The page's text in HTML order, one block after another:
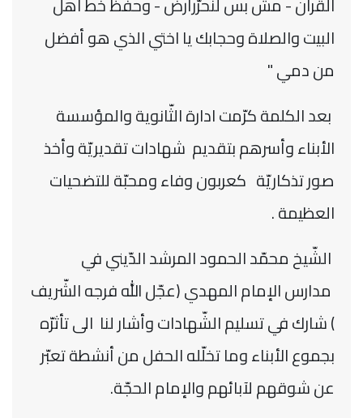
البيت والصلاة وحجابك يا اختي الذي هو أفضل
من دمي "
بعد الكلمة كرّمت ادارة الثّانوية والمؤسسة
الأبناء وأسرهم بتقديم شهادات تقديريّة وأخذ
صور تذكاريّة كعربون وفاء ومحبّة للتضحيات
العظيمة .
الشّيخ محمّد الحمود المرشد الدّيني في
مدارس الإمام المهدي (عجّل الله فرجه الشّريف
) شارك في تسليم الشّهادات وأشار لنا الى تأثرّه
بجموع الأبناء وما تخلّله الحفل من أنشطة تعبّر
عن شوقهم لآبائهم والإمام الحجّة.